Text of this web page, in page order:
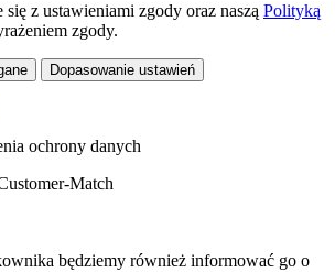
się z ustawieniami zgody oraz naszą Polityką
zgody.
Dopasowanie ustawień
ochrony danych
Match
będziemy również informować go o